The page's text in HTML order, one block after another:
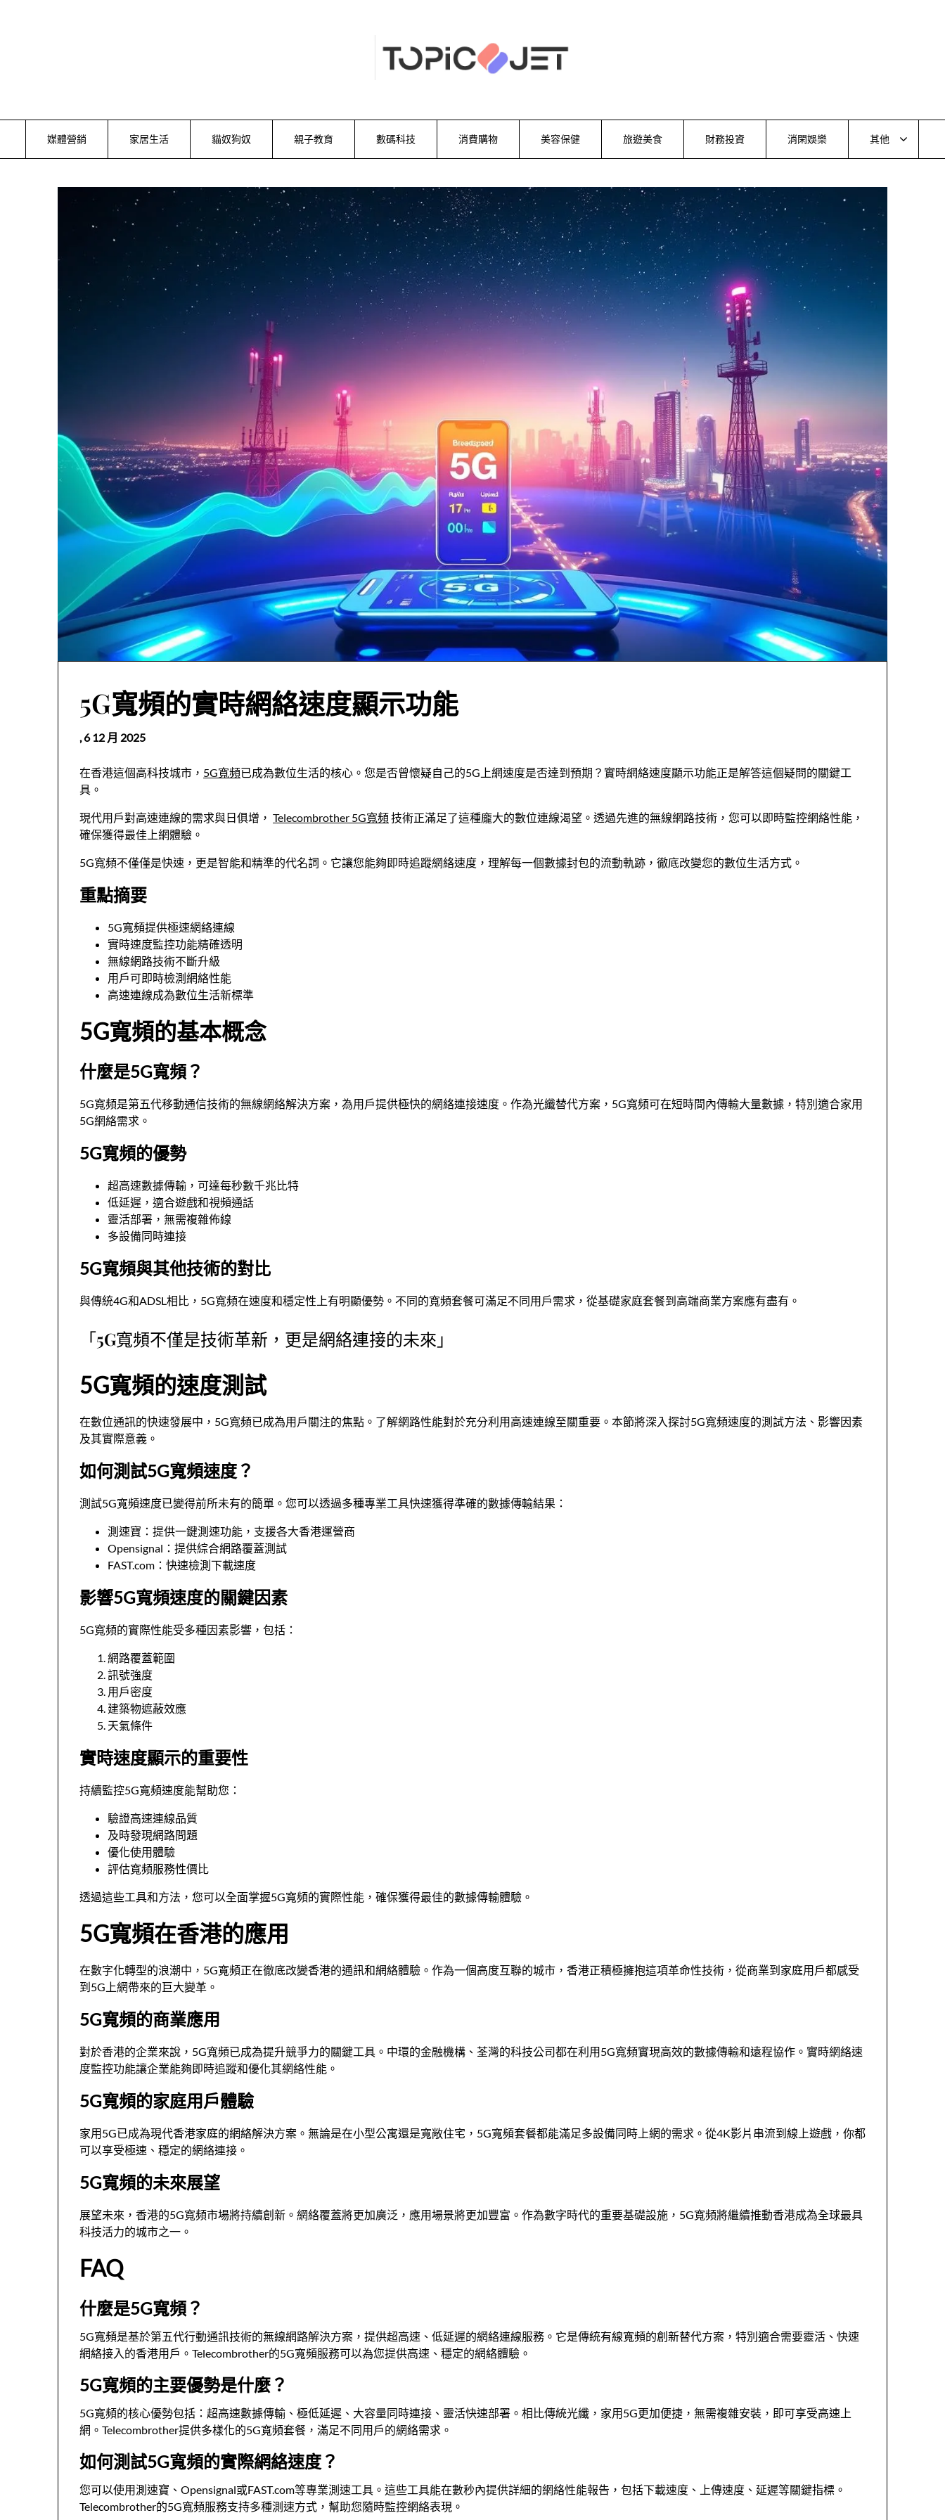
媒體營銷 家居生活 貓奴狗奴 親子教育 數碼科技 消費購物 美容保健 旅遊美食 財務投資 消閑娛樂 其他
5G寬頻的實時網絡速度顯示功能
,6 12 月 2025
在香港這個高科技城市， 5G寬頻已成為數位生活的核心。您是否曾懷疑自己的5G上網速度是否達到預期？實時網絡速度顯示功能正是解答這個疑問的關鍵工
具。
現代用戶對高速連線的需求與日俱增， Telecombrother 5G寬頻技術正滿足了這種龐大的數位連線渴望。透過先進的無線網路技術，您可以即時監控網絡性能，
確保獲得最佳上網體驗。
5G寬頻不僅僅是快速，更是智能和精準的代名詞。它讓您能夠即時追蹤網絡速度，理解每一個數據封包的流動軌跡，徹底改變您的數位生活方式。
重點摘要
5G寬頻提供極速網絡連線
實時速度監控功能精確透明
無線網路技術不斷升級
用戶可即時檢測網絡性能
高速連線成為數位生活新標準
5G寬頻的基本概念
什麼是5G寬頻？
5G寬頻是第五代移動通信技術的無線網絡解決方案，為用戶提供極快的網絡連接速度。作為光纖替代方案，5G寬頻可在短時間內傳輸大量數據，特別適合家用
5G網絡需求。
5G寬頻的優勢
超高速數據傳輸，可達每秒數千兆比特
低延遲，適合遊戲和視頻通話
靈活部署，無需複雜佈線
多設備同時連接
5G寬頻與其他技術的對比
與傳統4G和ADSL相比，5G寬頻在速度和穩定性上有明顯優勢。不同的寬頻套餐可滿足不同用戶需求，從基礎家庭套餐到高端商業方案應有盡有。
「5G寬頻不僅是技術革新，更是網絡連接的未來」
5G寬頻的速度測試
在數位通訊的快速發展中，5G寬頻已成為用戶關注的焦點。了解網路性能對於充分利用高速連線至關重要。本節將深入探討5G寬頻速度的測試方法、影響因素
及其實際意義。
如何測試5G寬頻速度？
測試5G寬頻速度已變得前所未有的簡單。您可以透過多種專業工具快速獲得準確的數據傳輸結果：
測速寶：提供一鍵測速功能，支援各大香港運營商
Opensignal：提供綜合網路覆蓋測試
FAST.com：快速檢測下載速度
影響5G寬頻速度的關鍵因素
5G寬頻的實際性能受多種因素影響，包括：
網路覆蓋範圍
訊號強度
用戶密度
建築物遮蔽效應
天氣條件
實時速度顯示的重要性
持續監控5G寬頻速度能幫助您：
驗證高速連線品質
及時發現網路問題
優化使用體驗
評估寬頻服務性價比
透過這些工具和方法，您可以全面掌握5G寬頻的實際性能，確保獲得最佳的數據傳輸體驗。
5G寬頻在香港的應用
在數字化轉型的浪潮中，5G寬頻正在徹底改變香港的通訊和網絡體驗。作為一個高度互聯的城市，香港正積極擁抱這項革命性技術，從商業到家庭用戶都感受
到5G上網帶來的巨大變革。
5G寬頻的商業應用
對於香港的企業來說，5G寬頻已成為提升競爭力的關鍵工具。中環的金融機構、荃灣的科技公司都在利用5G寬頻實現高效的數據傳輸和遠程協作。實時網絡速
度監控功能讓企業能夠即時追蹤和優化其網絡性能。
5G寬頻的家庭用戶體驗
家用5G已成為現代香港家庭的網絡解決方案。無論是在小型公寓還是寬敞住宅，5G寬頻套餐都能滿足多設備同時上網的需求。從4K影片串流到線上遊戲，你都
可以享受極速、穩定的網絡連接。
5G寬頻的未來展望
展望未來，香港的5G寬頻市場將持續創新。網絡覆蓋將更加廣泛，應用場景將更加豐富。作為數字時代的重要基礎設施，5G寬頻將繼續推動香港成為全球最具
科技活力的城市之一。
FAQ
什麼是5G寬頻？
5G寬頻是基於第五代行動通訊技術的無線網路解決方案，提供超高速、低延遲的網絡連線服務。它是傳統有線寬頻的創新替代方案，特別適合需要靈活、快速
網絡接入的香港用戶。Telecombrother的5G寬頻服務可以為您提供高速、穩定的網絡體驗。
5G寬頻的主要優勢是什麼？
5G寬頻的核心優勢包括：超高速數據傳輸、極低延遲、大容量同時連接、靈活快速部署。相比傳統光纖，家用5G更加便捷，無需複雜安裝，即可享受高速上
網。Telecombrother提供多樣化的5G寬頻套餐，滿足不同用戶的網絡需求。
如何測試5G寬頻的實際網絡速度？
您可以使用測速寶、Opensignal或FAST.com等專業測速工具。這些工具能在數秒內提供詳細的網絡性能報告，包括下載速度、上傳速度、延遲等關鍵指標。
Telecombrother的5G寬頻服務支持多種測速方式，幫助您隨時監控網絡表現。